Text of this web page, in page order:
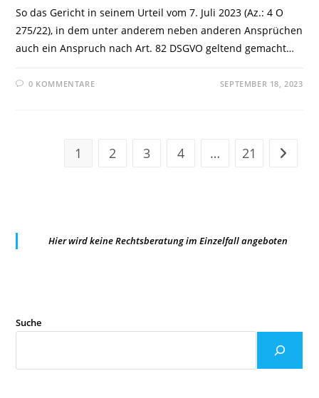
So das Gericht in seinem Urteil vom 7. Juli 2023 (Az.: 4 O
275/22), in dem unter anderem neben anderen Ansprüchen
auch ein Anspruch nach Art. 82 DSGVO geltend gemacht…
0 KOMMENTARE SEPTEMBER 18, 2023
1 2 3 4 … 21 Zur
Hier wird keine Rechtsberatung im Einzelfall angeboten
Suche